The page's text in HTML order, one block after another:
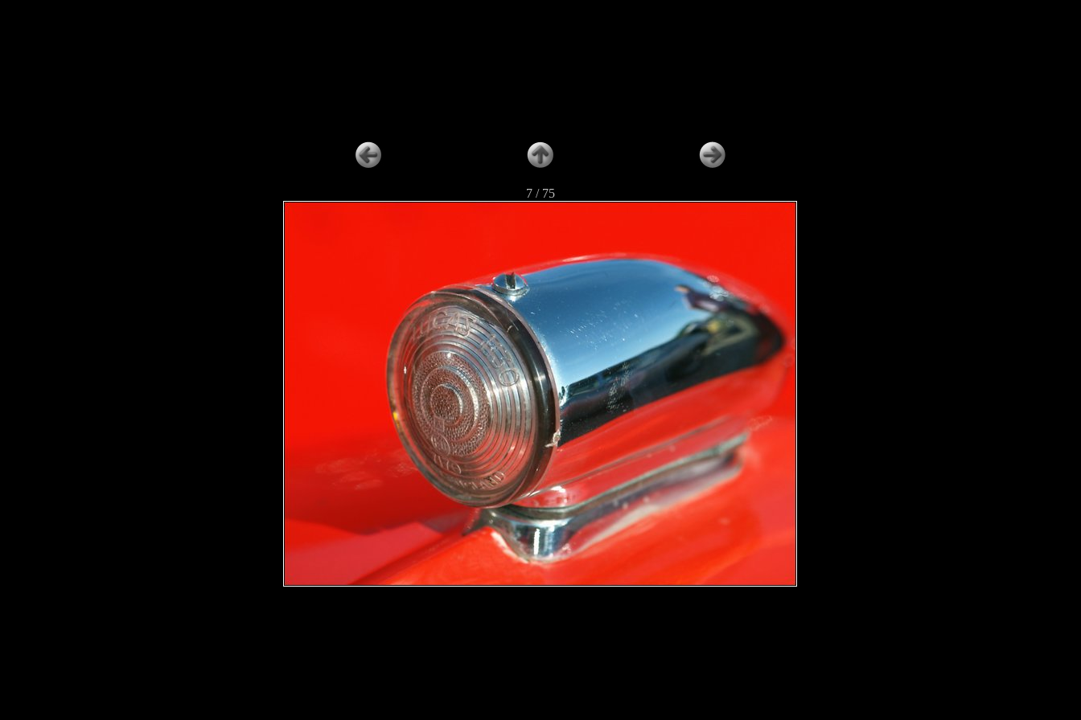
7 / 75